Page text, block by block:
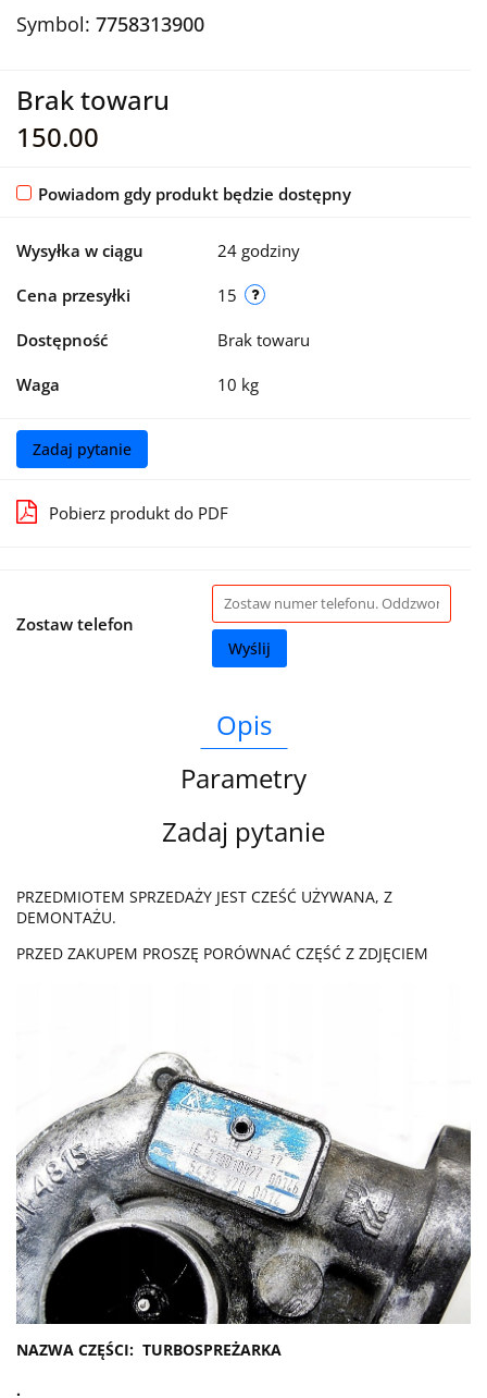
Symbol: 7758313900
Brak towaru
150.00
Powiadom gdy produkt będzie dostępny
Wysyłka w ciągu 24 godziny
Cena przesyłki 15
Dostępność Brak towaru
Waga 10 kg
Zadaj pytanie
Pobierz produkt do PDF
Zostaw telefon
Wyślij
Opis
Parametry
Zadaj pytanie
PRZEDMIOTEM SPRZEDAŻY JEST CZEŚĆ UŻYWANA, Z
DEMONTAŻU.
PRZED ZAKUPEM PROSZĘ PORÓWNAĆ CZĘŚĆ Z ZDJĘCIEM
NAZWA CZĘŚCI: TURBOSPREŻARKA
.